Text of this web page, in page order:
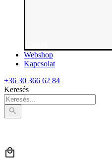
Webshop
Kapcsolat
+36 30 366 62 84
Keresés